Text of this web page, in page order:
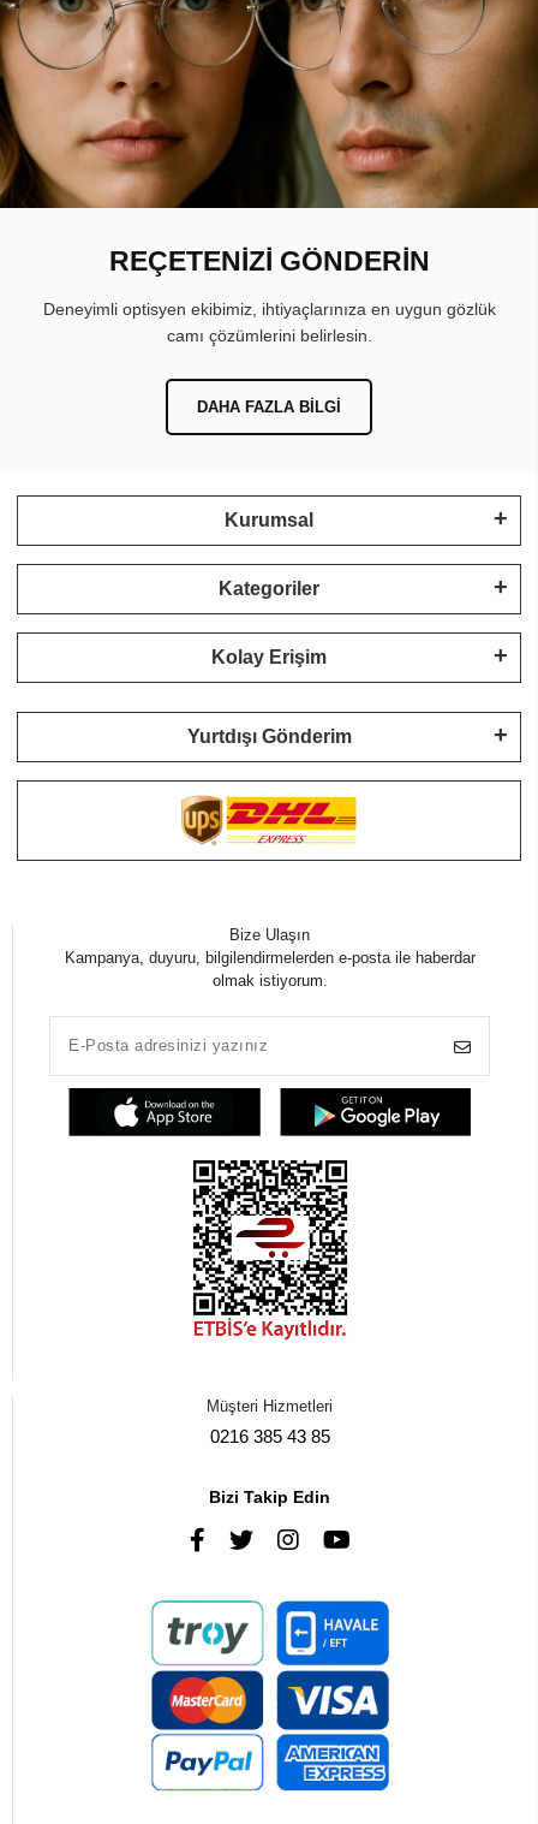
REÇETENİZİ GÖNDERİN
Deneyimli optisyen ekibimiz, ihtiyaçlarınıza en uygun gözlük
camı çözümlerini belirlesin.
DAHA FAZLA BILGI
Kurumsal
Kategoriler
Kolay Erişim
Yurtdışı Gönderim
Bize Ulaşın
Kampanya, duyuru, bilgilendirmelerden e-posta ile haberdar
olmak istiyorum.
Müşteri Hizmetleri
0216 385 43 85
Bizi Takip Edin